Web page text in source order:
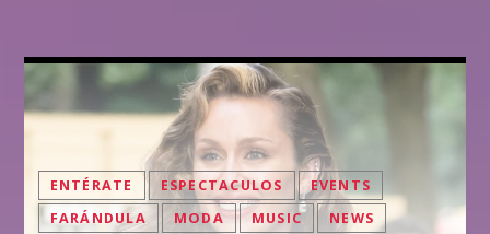
FACEBOOK
ENTÉRATE ESPECTACULOS
EVENTS
FARÁNDULA
MODA MUSIC
NEWS